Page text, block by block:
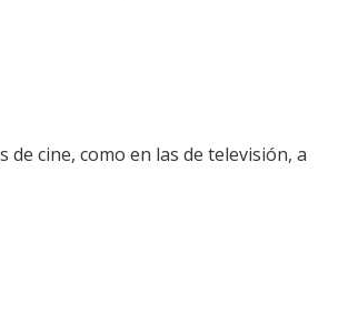
cine, como en las de televisión, a